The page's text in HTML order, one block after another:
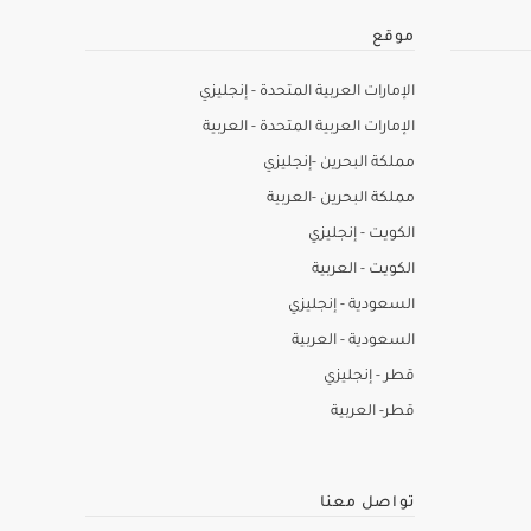
موقع
الإمارات العربية المتحدة - إنجليزي
الإمارات العربية المتحدة - العربية
مملكة البحرين -إنجليزي
مملكة البحرين -العربية
الكويت - إنجليزي
الكويت - العربية
السعودية - إنجليزي
السعودية - العربية
قطر - إنجليزي
قطر- العربية
تواصل معنا